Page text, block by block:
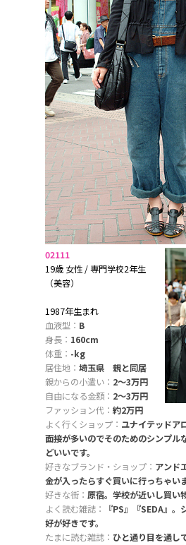
02111
19歳 女性 / 専門学校2年生
（美容）
1987年生まれ
血液型： B
身長： 160cm
体重： -kg
居住地： 埼玉県 親と同居
親からの小遣い： 2〜3万円
自由になる金額： 2〜3万円
ファッション代： 約2万円
よく行くショップ： ユナイテッドア
面接が多いのでそのためのシンプル
どいいです。
好きなブランド・ショップ： アンド
金が入ったらすぐ買いに行っちゃいま
好きな街： 原宿。学校が近いし買い
よく読む雑誌：
『PS』『SEDA』
好が好きです。
たまに読む雑誌： ひと通り目を通し